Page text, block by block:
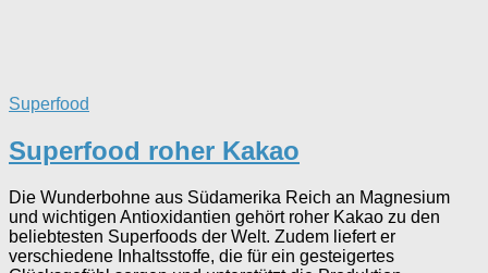
Superfood
Superfood roher Kakao
Die Wunderbohne aus Südamerika Reich an Magnesium
und wichtigen Antioxidantien gehört roher Kakao zu den
beliebtesten Superfoods der Welt. Zudem liefert er
verschiedene Inhaltsstoffe, die für ein gesteigertes